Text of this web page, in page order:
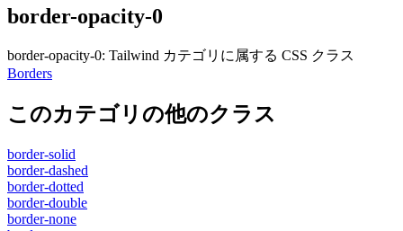
border-opacity-0
border-opacity-0: Tailwind カテゴリに属する​​ CSS クラス
Borders
このカテゴリの他のクラス
border-solid
border-dashed
border-dotted
border-double
border-none